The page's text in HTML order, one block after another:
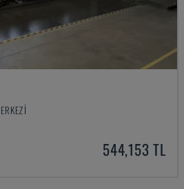
544,153 TL